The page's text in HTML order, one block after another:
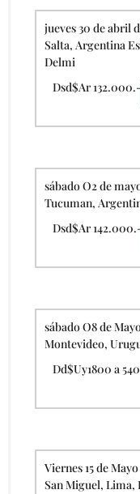
jueves 30 de abril
Salta, Argentina
Delmi
Dsd$Ar 132.000.-
sábado O2 de
Tucuman,
Dsd$Ar
sábado O8 de
Montevideo,
Dd$Uy1800 a
Viernes 15 de
San Miguel, Lima,